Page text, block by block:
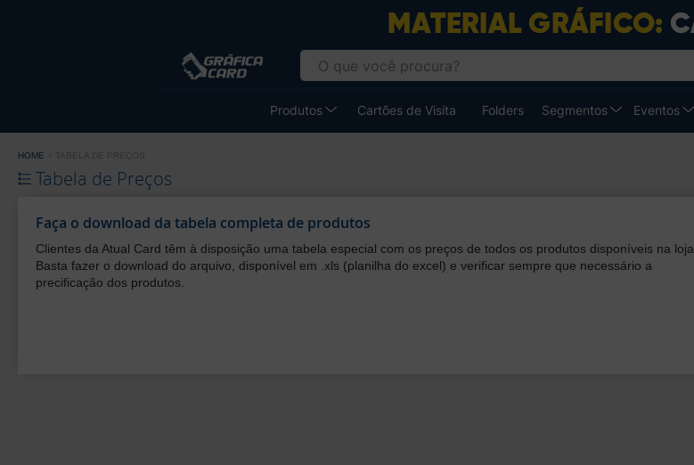
Gráfica
Atual
Cartão
Visita
Produtos Cartões de Visita Folders Segmentos Eventos
HOME TABELA DE PREÇOS
Tabela de Preços
Faça o download da tabela completa de produtos
Clientes da Atual Card têm à disposição uma tabela especial com os preços de todos os produtos disponíveis na loja.
Basta fazer o download do arquivo, disponível em .xls (planilha do excel) e verificar sempre que necessário a
precificação dos produtos.